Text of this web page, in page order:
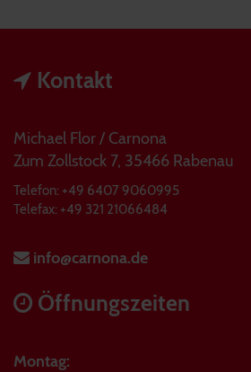
Kontakt
Michael Flor / Carnona
Zum Zollstock 7, 35466 Rabenau
Telefon: +49 6407 9060995
Telefax: +49 321 21066484
info@carnona.de
Öffnungszeiten
Montag: